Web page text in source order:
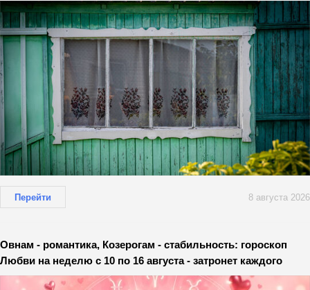
Перейти 8 августа 2026
Овнам - романтика, Козерогам - стабильность: гороскоп
Любви на неделю с 10 по 16 августа - затронет каждого